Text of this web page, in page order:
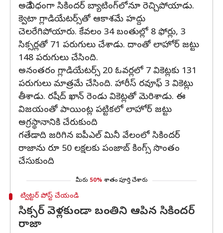
అదే విధంగా సికిందర్ బ్యాటింగ్‌లోనూ రెచ్చిపోయాడు.
క్వెటా గ్లాడియేటర్స్‌తో ఆకాశమే హద్దు
చెలరేగిపోయారు. కేవలం 34 బంతుల్లో 8 ఫోర్లు, 3
సిక్సర్లతో 71 పరుగులు చేశాడు. దాంతో లాహోర్ జట్టు
148 పరుగులు చేసింది.
అనంతరం గ్లాడియేటర్స్ 20 ఓవర్లలో 7 వికెట్లకు 131
పరుగులు మాత్రమే చేసింది. హారీస్ రవూఫ్ 3 వికెట్లు
తీశాడు. రషీద్ ఖాన్ రెండు వికెట్లతో మెరిశాడు. ఈ
విజయంతో పాయింట్ల పట్టికలో లాహోర్ జట్టు
అగ్రస్థానానికి చేరుకుంది
గతేడాది జరిగిన ఐపీఎల్ మినీ వేలంలో సికిందర్
రాజాను రూ 50 లక్షలకు పంజాబ్ కింగ్స్ సొంతం
చేసుకుంది
మీరు 50% శాతం పూర్తి చేశారు
ట్విట్టర్ పోస్ట్ చేయండి
సిక్సర్ వెళ్లకుండా బంతిని ఆపిన సికిందర్
రాజా